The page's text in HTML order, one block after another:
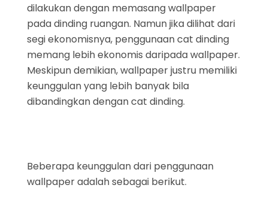
dilakukan dengan memasang wallpaper
pada dinding ruangan. Namun jika dilihat dari
segi ekonomisnya, penggunaan cat dinding
memang lebih ekonomis daripada wallpaper.
Meskipun demikian, wallpaper justru memiliki
keunggulan yang lebih banyak bila
dibandingkan dengan cat dinding.
Beberapa keunggulan dari penggunaan
wallpaper adalah sebagai berikut.